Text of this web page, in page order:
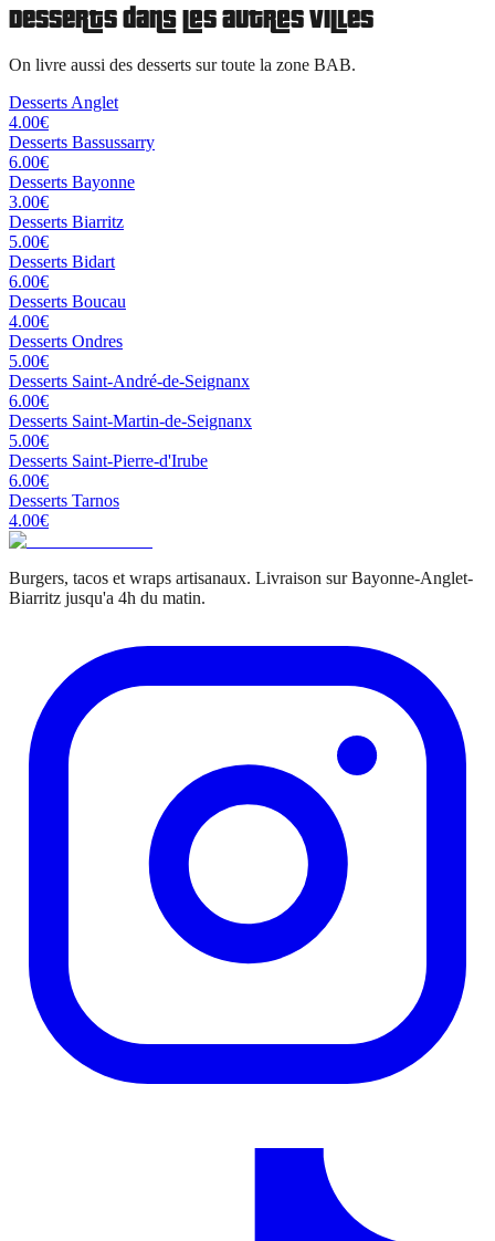
Dessertsdans les autres villes
On livre aussi des desserts sur toute la zone BAB.
Desserts Anglet
4.00€
Desserts Bassussarry
6.00€
Desserts Bayonne
3.00€
Desserts Biarritz
5.00€
Desserts Bidart
6.00€
Desserts Boucau
4.00€
Desserts Ondres
5.00€
Desserts Saint-André-de-Seignanx
6.00€
Desserts Saint-Martin-de-Seignanx
5.00€
Desserts Saint-Pierre-d'Irube
6.00€
Desserts Tarnos
4.00€
Burgers, tacos et wraps artisanaux. Livraison sur Bayonne-Anglet-
Biarritz jusqu'a 4h du matin.